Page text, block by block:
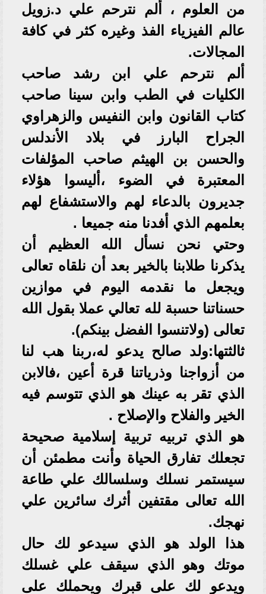
من العلوم ، ألم نترحم علي د.زويل
عالم الفيزياء الفذ وغيره كثر في كافة
المجالات.
ألم نترحم علي ابن رشد صاحب
الكليات في الطب وابن سينا صاحب
كتاب القانون وابن النفيس والزهراوي
الجراح البارز في بلاد الأندلس
والحسن بن الهيثم صاحب المؤلفات
المعتبرة في الضوء ،أليسوا هؤلاء
جديرون بالدعاء لهم والاستشفاع لهم
بعلمهم الذي أفدنا منه جميعا .
وحتي نحن نسأل الله العظيم أن
يذكرنا طلابنا بالخير بعد أن نلقاه تعالى
ويجعل ما نقدمه اليوم في موازين
حسناتنا حسبة لله تعالي عملا بقول الله
تعالى (ولاتنسوا الفضل بينكم).
ثالثتها:ولد صالح يدعو له،ربنا هب لنا
من أزواجنا وذرياتنا قرة أعين ،فالابن
الذي تقر به عينك هو الذي تتوسم فيه
الخير والفلاح والإصلاح .
هو الذي تربيه تربية إسلامية صحيحة
تجعلك تفارق الحياة وأنت مطمئن أن
سيستمر نسلك وسلسالك علي طاعة
الله تعالى مقتفين أثرك سائرين علي
نهجك.
هذا الولد هو الذي سيدعو لك حال
موتك وهو الذي سيقف علي غسلك
ويدعو لك على قبرك ويحملك على